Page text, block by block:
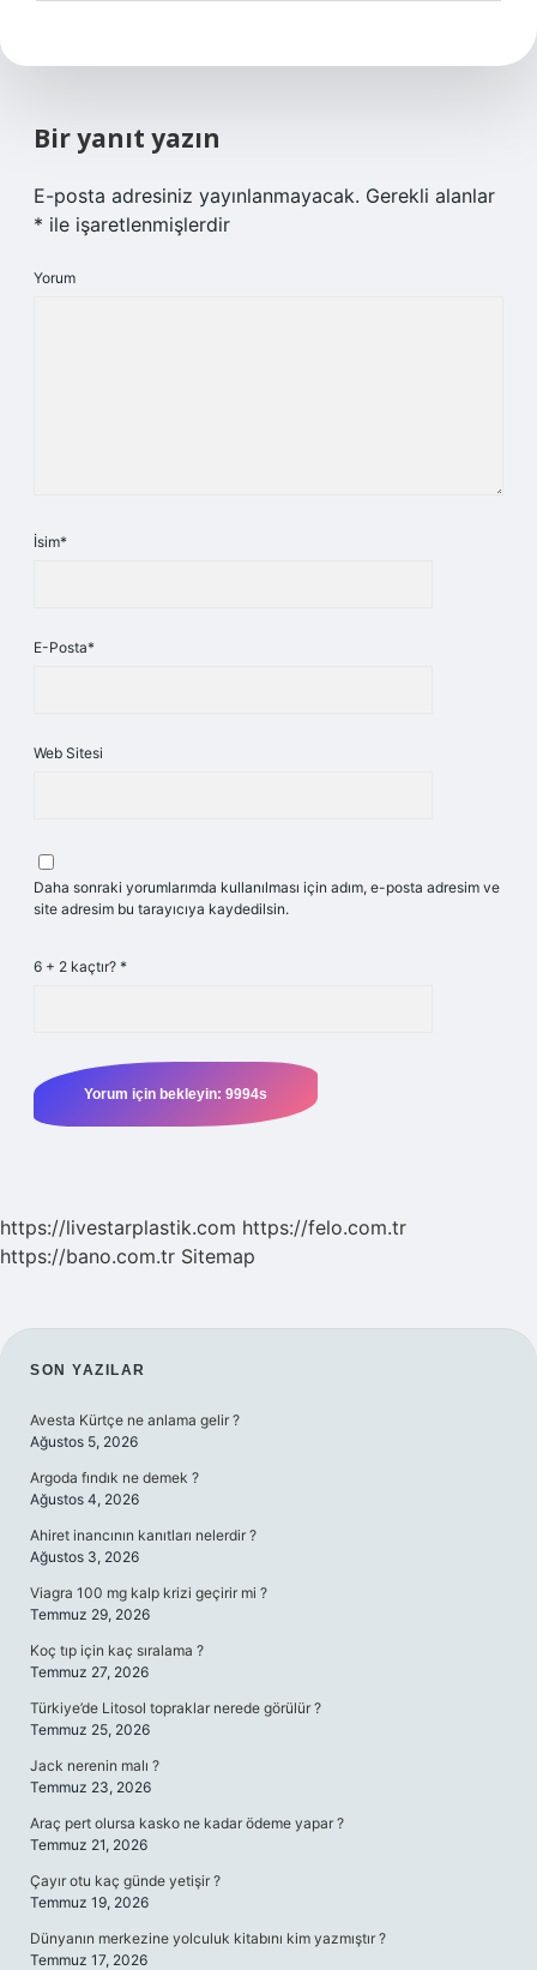
Bir yanıt yazın
E-posta adresiniz yayınlanmayacak. Gerekli alanlar
* ile işaretlenmişlerdir
Yorum
İsim*
E-Posta*
Web Sitesi
Daha sonraki yorumlarımda kullanılması için adım, e-posta adresim ve
site adresim bu tarayıcıya kaydedilsin.
6 + 2 kaçtır? *
https://livestarplastik.com https://felo.com.tr
https://bano.com.tr Sitemap
SIDEBAR
SON YAZILAR
Avesta Kürtçe ne anlama gelir ?
Ağustos 5, 2026
Argoda fındık ne demek ?
Ağustos 4, 2026
Ahiret inancının kanıtları nelerdir ?
Ağustos 3, 2026
Viagra 100 mg kalp krizi geçirir mi ?
Temmuz 29, 2026
Koç tıp için kaç sıralama ?
Temmuz 27, 2026
Türkiye’de Litosol topraklar nerede görülür ?
Temmuz 25, 2026
Jack nerenin malı ?
Temmuz 23, 2026
Araç pert olursa kasko ne kadar ödeme yapar ?
Temmuz 21, 2026
Çayır otu kaç günde yetişir ?
Temmuz 19, 2026
Dünyanın merkezine yolculuk kitabını kim yazmıştır ?
Temmuz 17, 2026